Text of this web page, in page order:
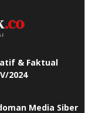
& Faktual
2024
Media Siber